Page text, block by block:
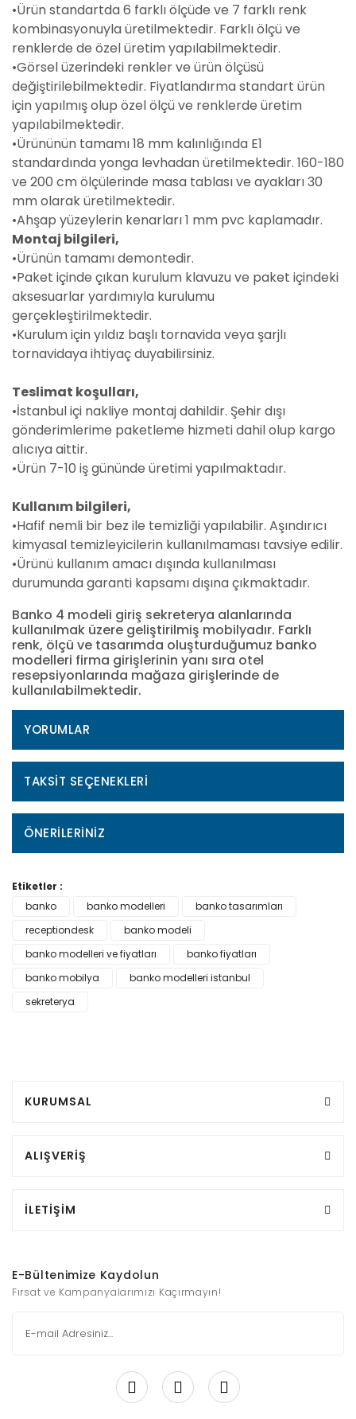
•Ürün standartda 6 farklı ölçüde ve 7 farklı renk
kombinasyonuyla üretilmektedir. Farklı ölçü ve
renklerde de özel üretim yapılabilmektedir.
•Görsel üzerindeki renkler ve ürün ölçüsü
değiştirilebilmektedir. Fiyatlandırma standart ürün
için yapılmış olup özel ölçü ve renklerde üretim
yapılabilmektedir.
•Ürününün tamamı 18 mm kalınlığında E1
standardında yonga levhadan üretilmektedir. 160-180
ve 200 cm ölçülerinde masa tablası ve ayakları 30
mm olarak üretilmektedir.
•Ahşap yüzeylerin kenarları 1 mm pvc kaplamadır.
Montaj bilgileri,
•Ürünün tamamı demontedir.
•Paket içinde çıkan kurulum klavuzu ve paket içindeki
aksesuarlar yardımıyla kurulumu
gerçekleştirilmektedir.
•Kurulum için yıldız başlı tornavida veya şarjlı
tornavidaya ihtiyaç duyabilirsiniz.
Teslimat koşulları,
•İstanbul içi nakliye montaj dahildir. Şehir dışı
gönderimlerime paketleme hizmeti dahil olup kargo
alıcıya aittir.
•Ürün 7-10 iş gününde üretimi yapılmaktadır.
Kullanım bilgileri,
•Hafif nemli bir bez ile temizliği yapılabilir. Aşındırıcı
kimyasal temizleyicilerin kullanılmaması tavsiye edilir.
•Ürünü kullanım amacı dışında kullanılması
durumunda garanti kapsamı dışına çıkmaktadır.
Banko 4 modeli giriş sekreterya alanlarında
kullanılmak üzere geliştirilmiş mobilyadır. Farklı
renk, ölçü ve tasarımda oluşturduğumuz banko
modelleri firma girişlerinin yanı sıra otel
resepsiyonlarında mağaza girişlerinde de
kullanılabilmektedir.
YORUMLAR
TAKSIT SEÇENEKLERI
ÖNERILERINIZ
Etiketler :
banko
banko modelleri
banko tasarımları
receptiondesk
banko modeli
banko modelleri ve fiyatları
banko fiyatları
banko mobilya
banko modelleri istanbul
sekreterya
KURUMSAL
ALIŞVERİŞ
İLETİŞİM
E-Bültenimize Kaydolun
Fırsat ve Kampanyalarımızı Kaçırmayın!